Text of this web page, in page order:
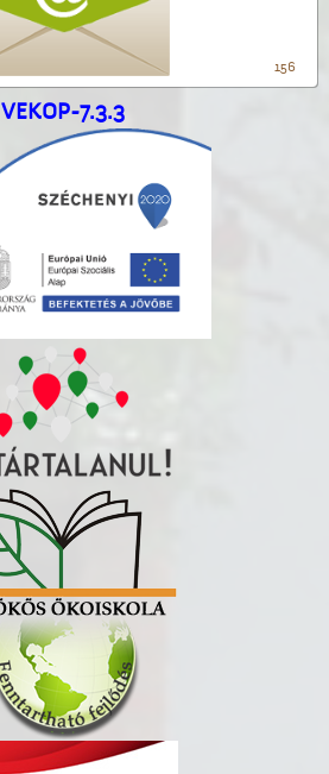
156
VEKOP-7.3.3